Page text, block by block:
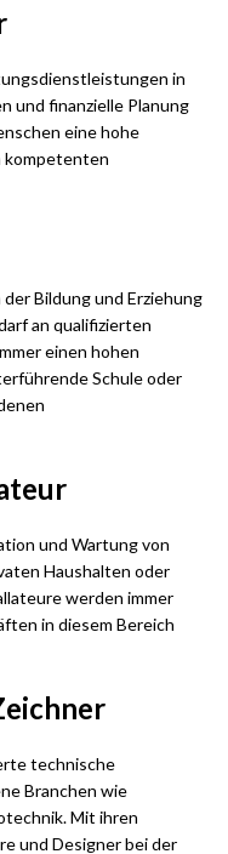
in
und finanzielle Planung
eine hohe
kompetenten
Bildung und Erziehung
an qualifizierten
einen hohen
Schule oder
und Wartung von
Haushalten oder
werden immer
in diesem Bereich
technische
Branchen wie
Mit ihren
und Designer bei der